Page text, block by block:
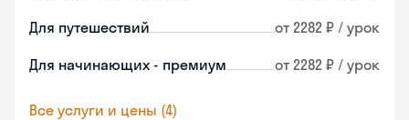
Для путешествий от 2282 ₽ / урок
Для начинающих - премиум от 2282 ₽ / урок
Все услуги и цены (4)